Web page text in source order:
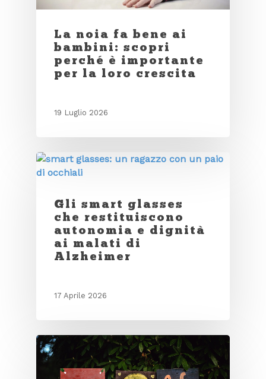
La noia fa bene ai
bambini: scopri
perché è importante
per la loro crescita
19 Luglio 2026
Gli smart glasses
che restituiscono
autonomia e dignità
ai malati di
Alzheimer
17 Aprile 2026